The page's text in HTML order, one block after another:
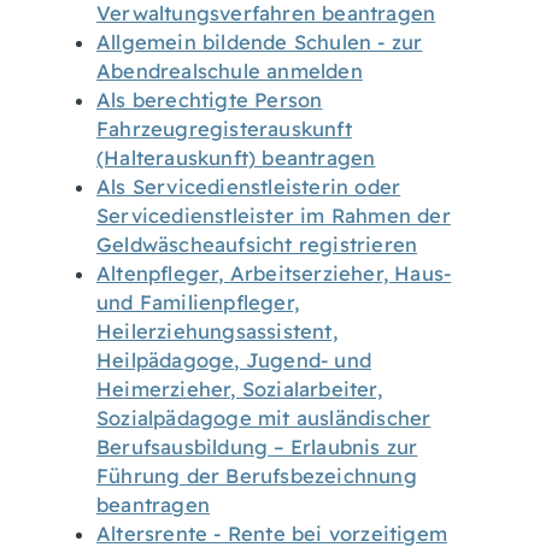
Verwaltungsverfahren beantragen
Allgemein bildende Schulen - zur
Abendrealschule anmelden
Als berechtigte Person
Fahrzeugregisterauskunft
(Halterauskunft) beantragen
Als Servicedienstleisterin oder
Servicedienstleister im Rahmen der
Geldwäscheaufsicht registrieren
Altenpfleger, Arbeitserzieher, Haus-
und Familienpfleger,
Heilerziehungsassistent,
Heilpädagoge, Jugend- und
Heimerzieher, Sozialarbeiter,
Sozialpädagoge mit ausländischer
Berufsausbildung – Erlaubnis zur
Führung der Berufsbezeichnung
beantragen
Altersrente - Rente bei vorzeitigem